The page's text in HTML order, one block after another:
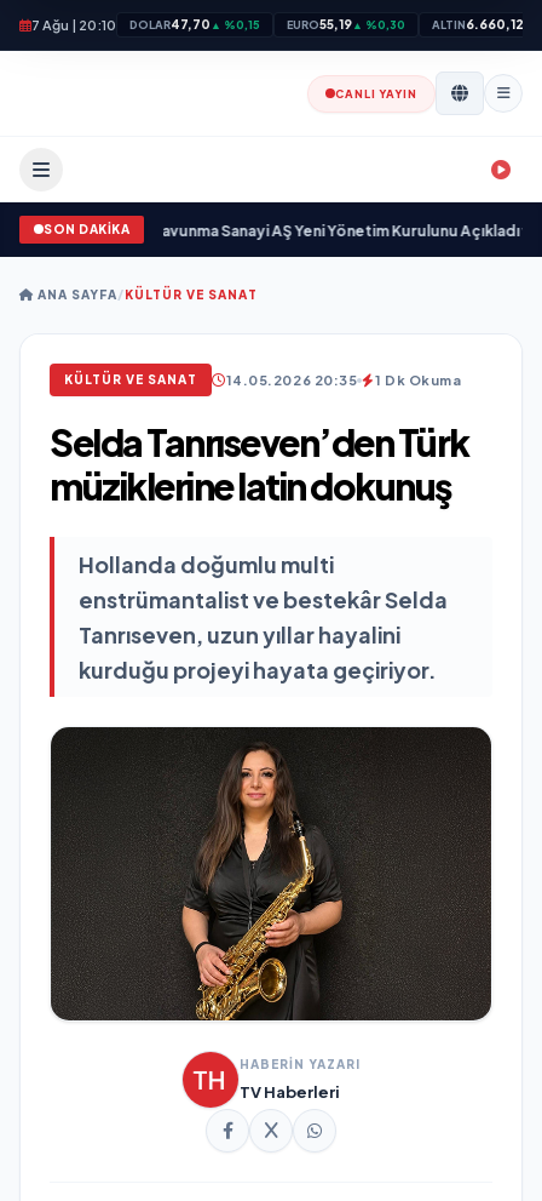
7 Ağu | 20:10 DOLAR47,70 ▲ %0,15 EURO55,19▲ %0,30 ALTIN6.660,12
CANLI YAYIN
SON DAKİKA
•Açıkgöz Savunma Sanayi AŞ Yeni Yönetim Kurulunu Açıkladı ve
ANA SAYFA/KÜLTÜR VE SANAT
KÜLTÜR VE SANAT 14.05.2026 20:35 1 Dk Okuma
Selda Tanrıseven’den Türk
müziklerine latin dokunuş
Hollanda doğumlu multi
enstrümantalist ve bestekâr Selda
Tanrıseven, uzun yıllar hayalini
kurduğu projeyi hayata geçiriyor.
HABERİN YAZARI
TV Haberleri